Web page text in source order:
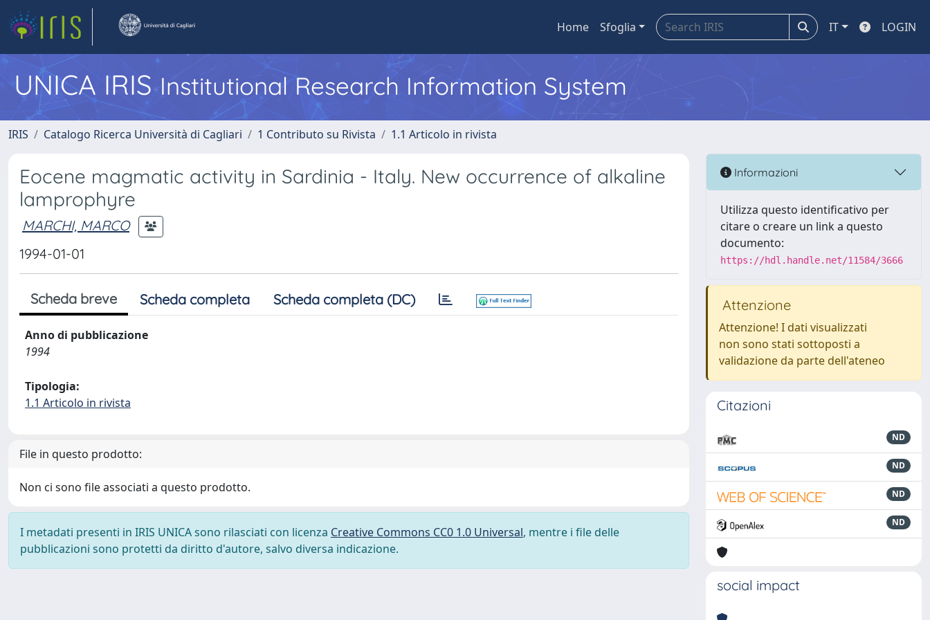
Home Sfoglia IT LOGIN
UNICA IRISInstitutional Research Information System
IRIS Catalogo Ricerca Università di Cagliari 1 Contributo su Rivista 1.1 Articolo in rivista
Eocene magmatic activity in Sardinia - Italy. New occurrence of alkaline
lamprophyre
MARCHI, MARCO
1994-01-01
Scheda breve Scheda completa Scheda completa (DC)
Anno di pubblicazione
1994
Tipologia:
1.1 Articolo in rivista
File in questo prodotto:
Non ci sono file associati a questo prodotto.
I metadati presenti in IRIS UNICA sono rilasciati con licenza Creative Commons CC0 1.0 Universal, mentre i file delle
pubblicazioni sono protetti da diritto d'autore, salvo diversa indicazione.
Informazioni
Utilizza questo identificativo per
citare o creare un link a questo
documento:
https://hdl.handle.net/11584/3666
Attenzione
Attenzione! I dati visualizzati
non sono stati sottoposti a
validazione da parte dell'ateneo
Citazioni
ND
ND
ND
ND
social impact